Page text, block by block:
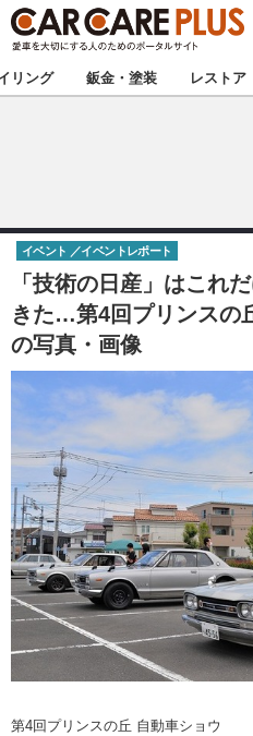
★カーケアプラス認定★ 厳
甲信越
東海
中国
注目の記事
ショップレポート
自動車豆知識
鈑金・塗装
ディテイリング
ディテイリング
ヘッドライト磨き
フィルム・ラッピング
鈑金・塗装
小キズ直し
特集記事
ストップ 不具合修理＆粗悪修理
ショップ紹介
ショップレポート
レストア
カーメーカー「旧車」関連プロジ
イベント
リング 鈑金・塗装 レストア
「技術の日産」はこれ
きた…第4回プリンスの
の写真・画像
イベント イベントレポート
第4回プリンスの丘 自動車ショウ